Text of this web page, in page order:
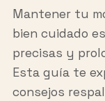
Mantener tu
bien cuidado
precisas y
Esta guía te
consejos